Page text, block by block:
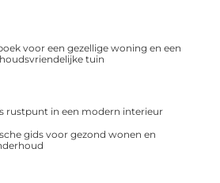
voor een gezellige woning en een
tuin
rustpunt in een modern interieur
gids voor gezond wonen en